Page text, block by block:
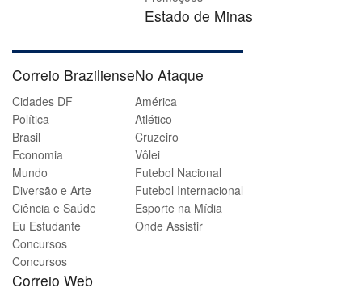
Estado de Minas
Correio Braziliense
Cidades DF
Política
Brasil
Economia
Mundo
Diversão e Arte
Ciência e Saúde
Eu Estudante
Concursos
Concursos
Correio Web
No Ataque
América
Atlético
Cruzeiro
Vôlei
Futebol Nacional
Futebol Internacional
Esporte na Mídia
Onde Assistir